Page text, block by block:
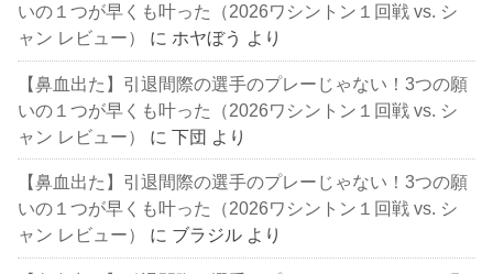
いの１つが早くも叶った（2026ワシントン１回戦 vs. シ
ャン レビュー）
に ホヤぼう より
【鼻血出た】引退間際の選手のプレーじゃない！3つの願
いの１つが早くも叶った（2026ワシントン１回戦 vs. シ
ャン レビュー）
に下団 より
【鼻血出た】引退間際の選手のプレーじゃない！3つの願
いの１つが早くも叶った（2026ワシントン１回戦 vs. シ
ャン レビュー）
に ブラジル より